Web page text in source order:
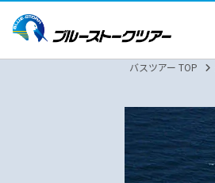
バスツアー TOP